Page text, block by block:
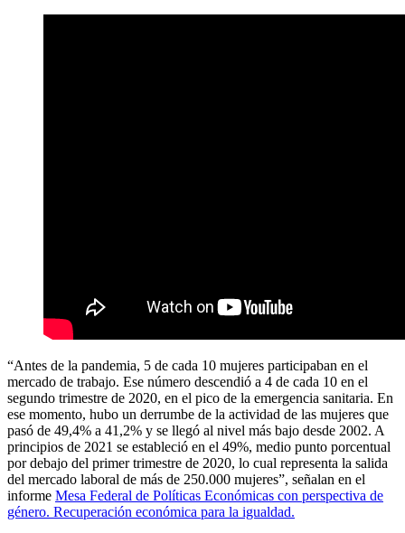
“Antes de la pandemia, 5 de cada 10 mujeres participaban en el
mercado de trabajo. Ese número descendió a 4 de cada 10 en el
segundo trimestre de 2020, en el pico de la emergencia sanitaria. En
ese momento, hubo un derrumbe de la actividad de las mujeres que
pasó de 49,4% a 41,2% y se llegó al nivel más bajo desde 2002. A
principios de 2021 se estableció en el 49%, medio punto porcentual
por debajo del primer trimestre de 2020, lo cual representa la salida
del mercado laboral de más de 250.000 mujeres”, señalan en el
informe Mesa Federal de Políticas Económicas con perspectiva de
género. Recuperación económica para la igualdad.